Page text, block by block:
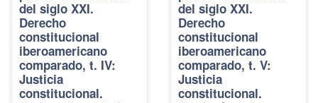
del siglo XXI.
Derecho
constitucional
iberoamericano
comparado, t. IV:
Justicia
constitucional.
del siglo XXI.
Derecho
constitucional
iberoamericano
comparado, t. V:
Justicia
constitucional.